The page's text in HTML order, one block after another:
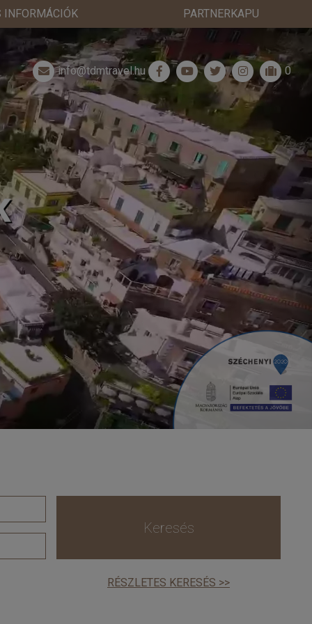
INFORMÁCIÓK PARTNERKAPU
info@tdmtravel.hu 0
Keresés
RÉSZLETES KERESÉS >>